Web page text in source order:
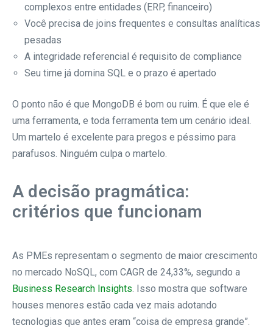
complexos entre entidades (ERP, financeiro)
Você precisa de joins frequentes e consultas analíticas
pesadas
A integridade referencial é requisito de compliance
Seu time já domina SQL e o prazo é apertado
O ponto não é que MongoDB é bom ou ruim. É que ele é
uma ferramenta, e toda ferramenta tem um cenário ideal.
Um martelo é excelente para pregos e péssimo para
parafusos. Ninguém culpa o martelo.
A decisão pragmática:
critérios que funcionam
As PMEs representam o segmento de maior crescimento
no mercado NoSQL, com CAGR de 24,33%, segundo a
Business Research Insights. Isso mostra que software
houses menores estão cada vez mais adotando
tecnologias que antes eram “coisa de empresa grande”.